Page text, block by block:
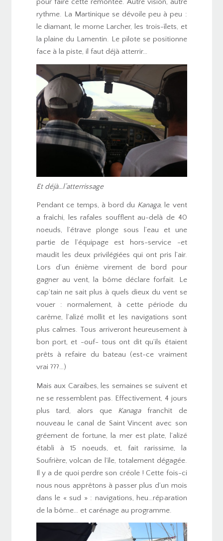
pour faire cette remontée. Autre vision, autre
rythme. La Martinique se dévoile peu à peu :
le diamant, le morne Larcher, les trois-îlets, et
la plaine du Lamentin. Le pilote se positionne
face à la piste, il faut déjà atterrir…
Et déjà…l’atterrissage
Pendant ce temps, à bord du Kanaga, le vent
a fraîchi, les rafales soufflent au-delà de 40
noeuds, l’étrave plonge sous l’eau et une
partie de l’équipage est hors-service -et
maudit les deux privilégiées qui ont pris l’air.
Lors d’un énième virement de bord pour
gagner au vent, la bôme déclare forfait. Le
cap’tain ne sait plus à quels dieux du vent se
vouer : normalement, à cette période du
carême, l’alizé mollit et les navigations sont
plus calmes. Tous arriveront heureusement à
bon port, et -ouf- tous ont dit qu’ils étaient
prêts à refaire du bateau (est-ce vraiment
vrai ???…)
Mais aux Caraïbes, les semaines se suivent et
ne se ressemblent pas. Effectivement, 4 jours
plus tard, alors que Kanagafranchit de
nouveau le canal de Saint Vincent avec son
gréement de fortune, la mer est plate, l’alizé
établi à 15 noeuds, et, fait rarissime, la
Soufrière, volcan de l’île, totalement dégagée.
Il y a de quoi perdre son créole ! Cette fois-ci
nous nous apprêtons à passer plus d’un mois
dans le « sud » : navigations, heu…réparation
de la bôme… et carénage au programme.